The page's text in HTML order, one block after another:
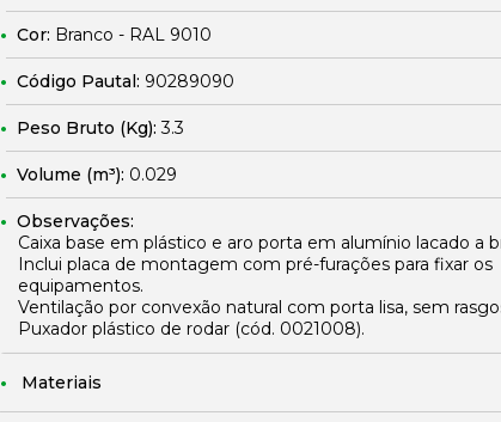
Cor: Branco - RAL 9010
Código Pautal: 90289090
Peso Bruto (Kg):3.3
Volume (m³): 0.029
Observações:
Caixa base em plástico e aro porta em alumínio lacado a
Inclui placa de montagem com pré-furações para fixar os
equipamentos.
Ventilação por convexão natural com porta lisa, sem
Puxador plástico de rodar (cód. 0021008).
Materiais